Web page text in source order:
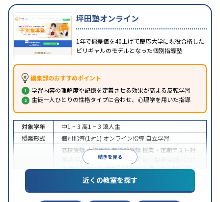
坪田塾オンライン
1年で偏差値を40上げて慶応大学に現役合格した
ビリギャルのモデルとなった個別指導塾
編集部のおすすめポイント
学習内容の理解度や記憶を定着させる効果が高まる反転学習
生徒一人ひとりの性格タイプに合わせ、心理学を用いた指導
続きを見る
対象学年 中1 ~ 3 高1 ~ 3 浪人生
授業形式
個別指導(1対1) オンライン指導 自立学習
高校受験大学受験医学部受験 授業・定期テスト対
内申点対策学習習慣の定着
策推薦入試対策学校別特化対策国公立大対策私大
共通テスト対策英検(英語検定)対策
その
近くの教室を探す